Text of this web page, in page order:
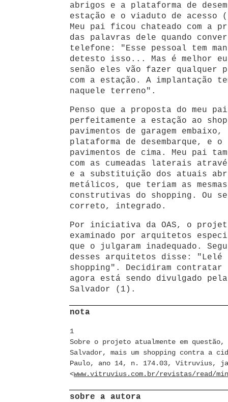
abrigos e a plataforma de
estação e o viaduto de acesso
Meu pai ficou chateado com a
das palavras dele quando
telefone: "Esse pessoal tem
detesto isso... Mas é melhor
senão eles vão fazer qualquer
com a estação. A implantação
naquele terreno".
Penso que a proposta do meu
perfeitamente a estação ao
pavimentos de garagem
plataforma de desembarque, e o
pavimentos de cima. Meu pai
com as cumeadas laterais
e a substituição dos atuais
metálicos, que teriam as
construtivas do shopping. Ou
correto, integrado.
Por iniciativa da OAS, o
examinado por arquitetos
que o julgaram inadequado.
desses arquitetos disse: "Lelé
shopping". Decidiram
agora está sendo divulgado
Salvador (1).
nota
1
Sobre o projeto atualmente em questão,
Salvador, mais um shopping contra a
Paulo, ano 14, n. 174.03, Vitruvius,
<www.vitruvius.com.br/revistas/read/
sobre a autora